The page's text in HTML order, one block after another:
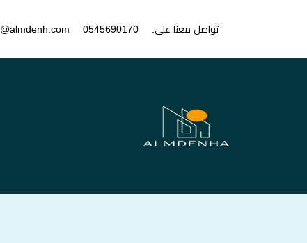
تواصل معنا على: 0545690170